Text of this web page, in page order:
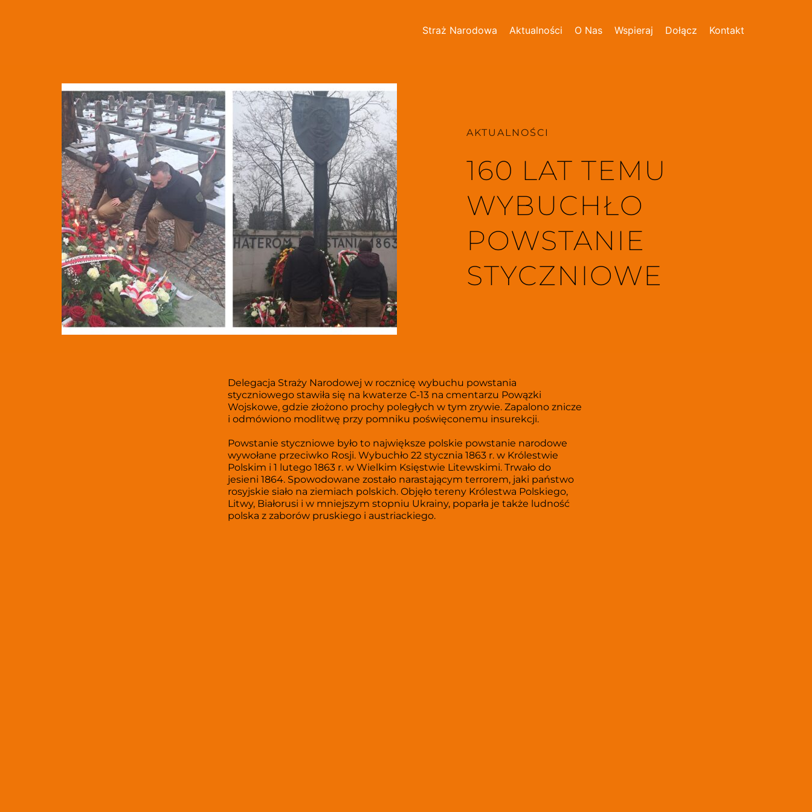
Straż Narodowa Aktualności O Nas Wspieraj Dołącz Kontakt
AKTUALNOŚCI
160 LAT TEMU
WYBUCHŁO
POWSTANIE
STYCZNIOWE
Delegacja Straży Narodowej w rocznicę wybuchu powstania
styczniowego stawiła się na kwaterze C-13 na cmentarzu Powązki
Wojskowe, gdzie złożono prochy poległych w tym zrywie. Zapalono znicze
i odmówiono modlitwę przy pomniku poświęconemu insurekcji.
Powstanie styczniowe było to największe polskie powstanie narodowe
wywołane przeciwko Rosji. Wybuchło 22 stycznia 1863 r. w Królestwie
Polskim i 1 lutego 1863 r. w Wielkim Księstwie Litewskimi. Trwało do
jesieni 1864. Spowodowane zostało narastającym terrorem, jaki państwo
rosyjskie siało na ziemiach polskich. Objęło tereny Królestwa Polskiego,
Litwy, Białorusi i w mniejszym stopniu Ukrainy, poparła je także ludność
polska z zaborów pruskiego i austriackiego.